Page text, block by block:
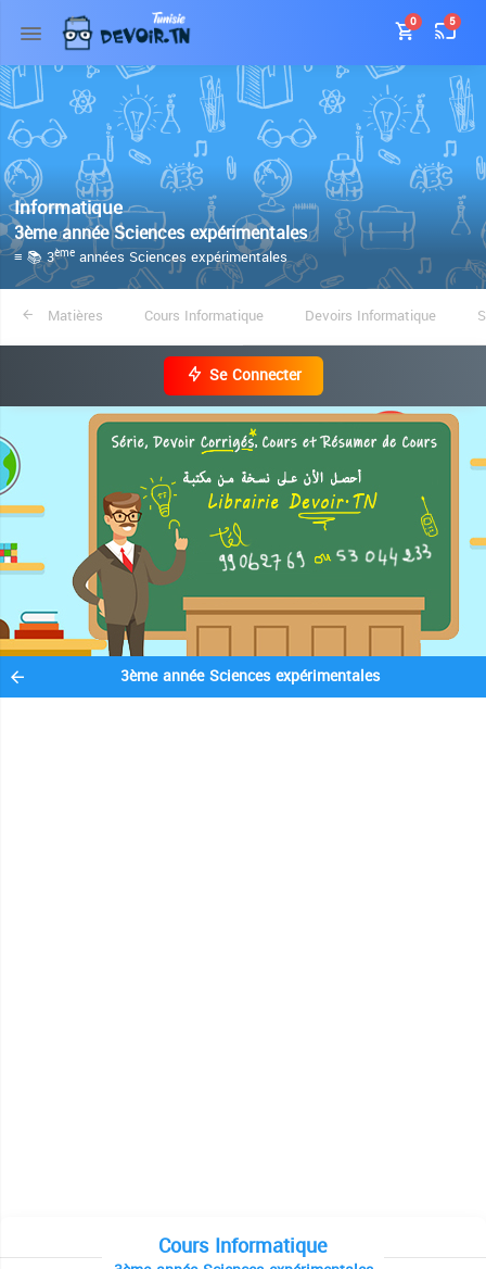
0 5
Informatique
3ème année Sciences expérimentales
≡ 📚 3ème années Sciences expérimentales
Matières Cours Informatique Devoirs Informatique
Se Connecter
3ème année Sciences expérimentales
Cours Informatique